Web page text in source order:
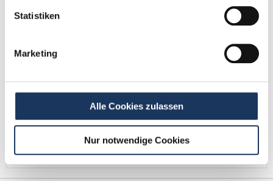
Statistiken
Marketing
Alle Cookies zulassen
Nur notwendige Cookies
bewerbung@dzas.de